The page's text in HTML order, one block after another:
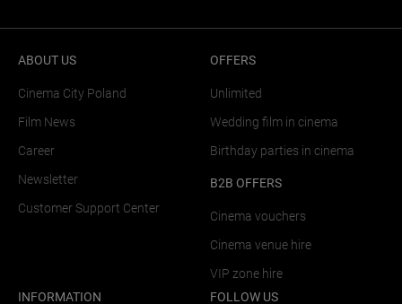
ABOUT US
Cinema City Poland
Film News
Career
Newsletter
Customer Support Center
OFFERS
Unlimited
Wedding film in cinema
Birthday parties in cinema
B2B OFFERS
Cinema vouchers
Cinema venue hire
VIP zone hire
INFORMATION
FOLLOW US